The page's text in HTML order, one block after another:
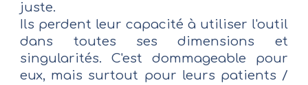
juste.
Ils perdent leur capacité à utiliser l'outil
dans toutes ses dimensions et
singularités. C'est dommageable pour
eux, mais surtout pour leurs patients /